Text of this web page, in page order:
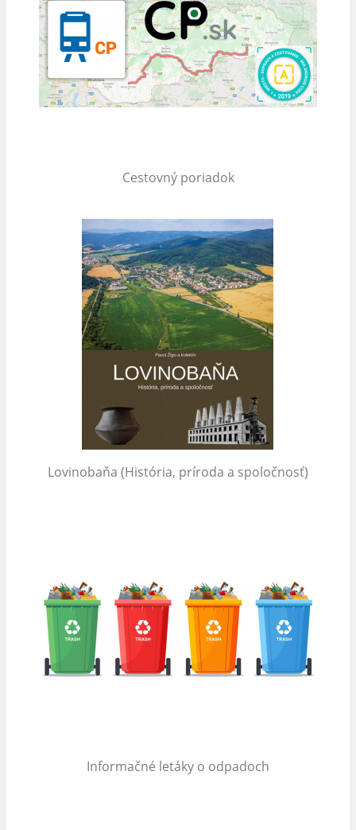
Cestovný poriadok
Lovinobaňa (História, príroda a spoločnosť)
Informačné letáky o odpadoch